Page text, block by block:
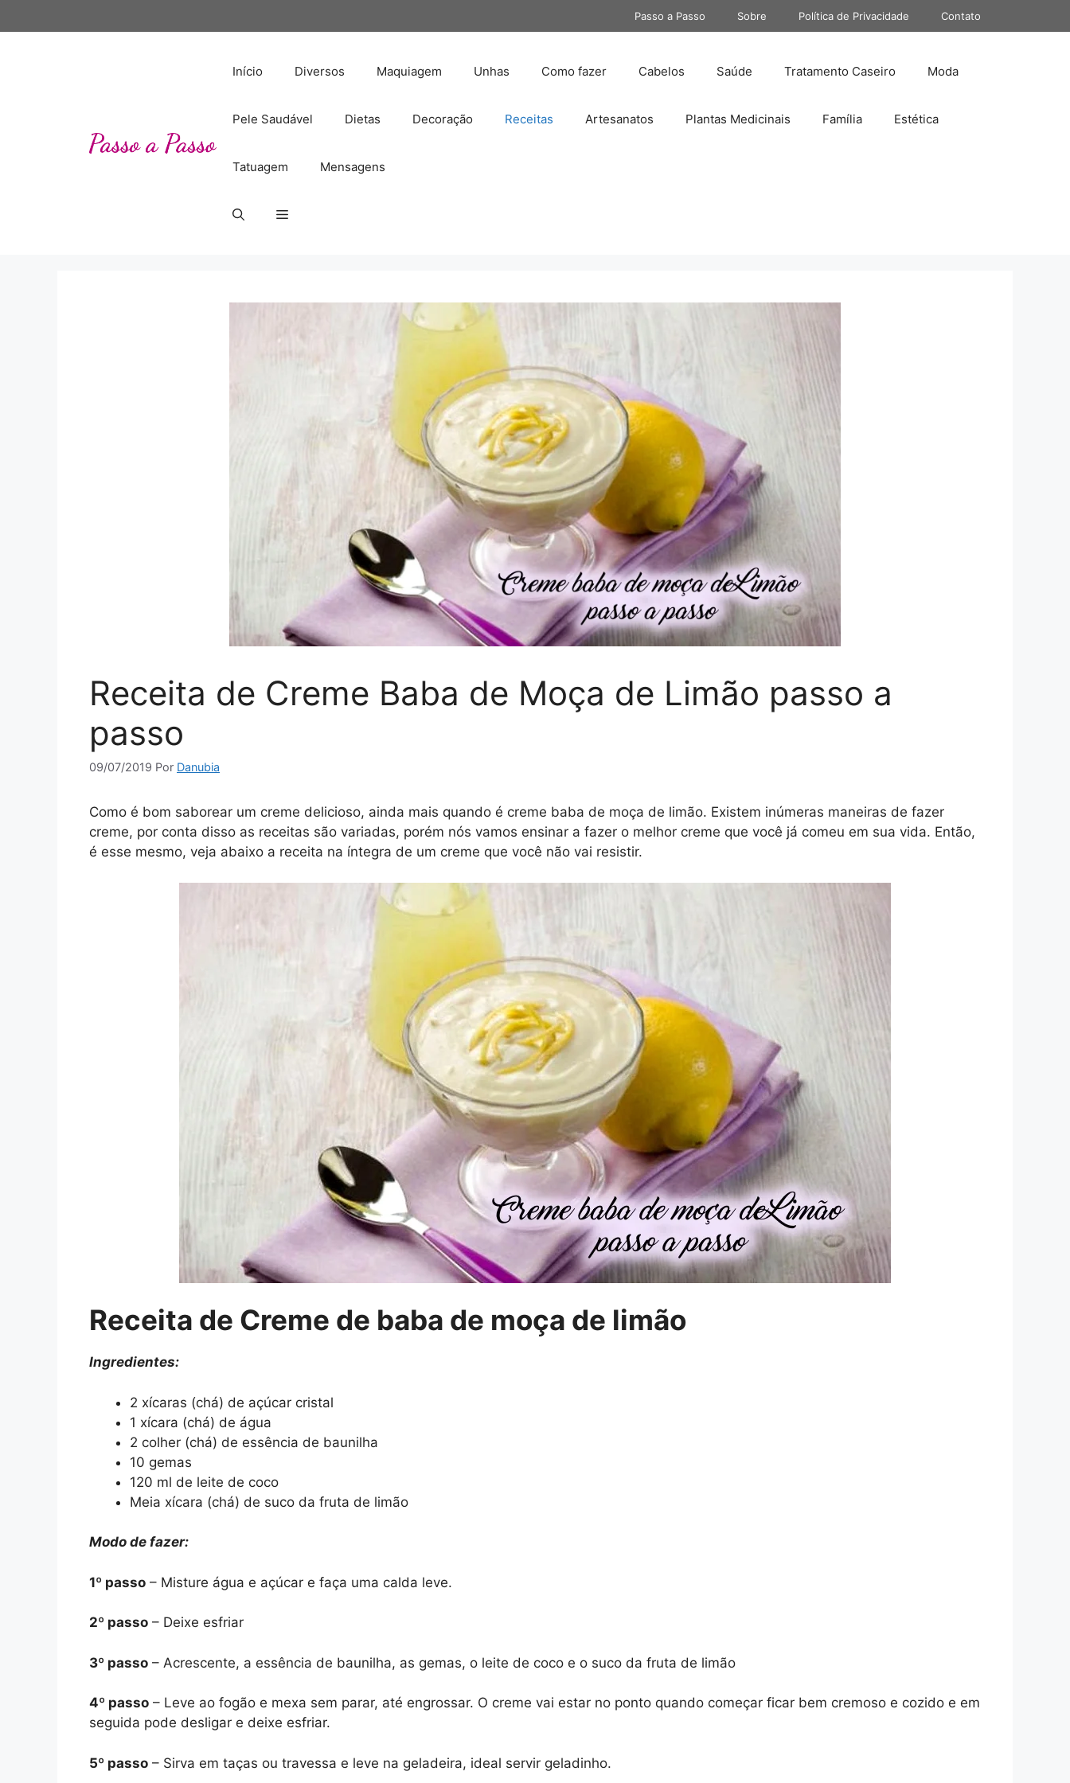
para
Passo a Passo Sobre Política de Privacidade Contato
Início Diversos Maquiagem Unhas Como fazer Cabelos Saúde Tratamento Caseiro Moda
Pele Saudável Dietas Decoração Receitas Artesanatos Plantas Medicinais Família Estética
Tatuagem Mensagens
Receita de Creme Baba de Moça de Limão passo a
passo
09/07/2019 Por Danubia
Como é bom saborear um creme delicioso, ainda mais quando é creme baba de moça de limão. Existem inúmeras maneiras de fazer
creme, por conta disso as receitas são variadas, porém nós vamos ensinar a fazer o melhor creme que você já comeu em sua vida. Então,
é esse mesmo, veja abaixo a receita na íntegra de um creme que você não vai resistir.
Receita de Creme de baba de moça de limão
Ingredientes:
2 xícaras (chá) de açúcar cristal
1 xícara (chá) de água
2 colher (chá) de essência de baunilha
10 gemas
120 ml de leite de coco
Meia xícara (chá) de suco da fruta de limão
Modo de fazer:
1º passo – Misture água e açúcar e faça uma calda leve.
2º passo – Deixe esfriar
3º passo – Acrescente, a essência de baunilha, as gemas, o leite de coco e o suco da fruta de limão
4º passo – Leve ao fogão e mexa sem parar, até engrossar. O creme vai estar no ponto quando começar ficar bem cremoso e cozido e em
seguida pode desligar e deixe esfriar.
5º passo – Sirva em taças ou travessa e leve na geladeira, ideal servir geladinho.